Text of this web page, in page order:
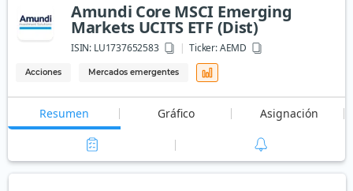
Amundi Core MSCI Emerging
Markets UCITS ETF (Dist)
ISIN: LU1737652583 Ticker:AEMD
Acciones Mercados emergentes
Resumen Gráfico Asignación